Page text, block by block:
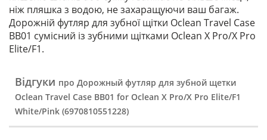
ніж пляшка з водою, не захаращуючи ваш багаж.
Дорожній футляр для зубної щітки Oclean Travel Case
BB01 сумісний із зубними щітками Oclean X Pro/X Pro
Elite/F1.
Відгуки про Дорожный футляр для зубной щетки
Oclean Travel Case BB01 for Oclean X Pro/X Pro Elite/F1
White/Pink (6970810551228)